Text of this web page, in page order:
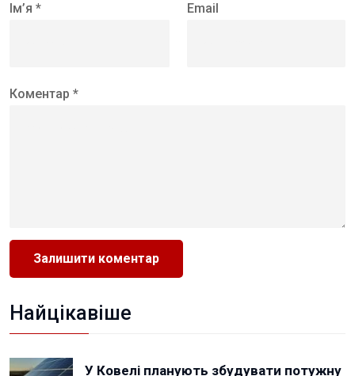
Ім’я * Email
Коментар *
Найцікавіше
У Ковелі планують збудувати потужну